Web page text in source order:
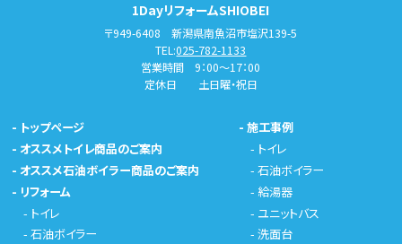
1DayリフォームSHIOBEI
〒949-6408 新潟県南魚沼市塩沢139-5
TEL:025-782-1133
営業時間 9：00～17：00
定休日 土日曜・祝日
- トップページ
- オススメトイレ商品のご案内
- オススメ石油ボイラー商品のご案内
- リフォーム
- トイレ
-石油ボイラー
-施工事例
- トイレ
-石油ボイラー
- 給湯器
- ユニットバス
-洗面台